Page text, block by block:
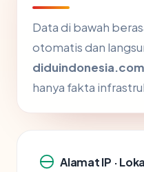
Data di bawah
otomatis dan
diduindonesia.com
hanya fakta
Alamat IP ·